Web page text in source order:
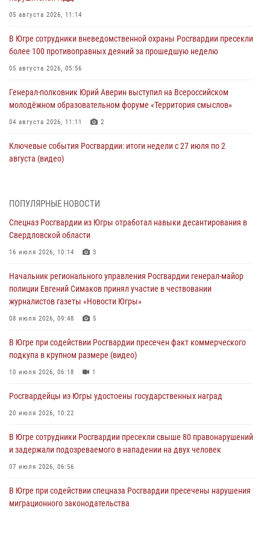
05 августа 2026, 11:14
В Югре сотрудники вневедомственной охраны Росгвардии пресекли
более 100 противоправных деяний за прошедшую неделю
05 августа 2026, 05:56
Генерал-полковник Юрий Аверин выступил на Всероссийском
молодёжном образовательном форуме «Территория смыслов»
04 августа 2026, 11:11 2
Ключевые события Росгвардии: итоги недели с 27 июля по 2
августа (видео)
Сотрудник Росгвардии из Югры спас ребёнка от нападения дикой
04 августа 2026, 06:17 1
Росгвардия обеспечила безопасность открытия Всероссийских
столице Югры
Росгвардия противодействует БПЛА ВСУ на южном направлении
03 августа 2026, 05:29
«Росгвардия. Вехи истории»: специальные моторизованные части
02 августа 2026, 10:59
ПОПУЛЯРНЫЕ НОВОСТИ
Спецназ Росгвардии из Югры отработал навыки десантирования в
Свердловской области
16 июля 2026, 10:14 3
Начальник регионального управления Росгвардии генерал-майор
полиции Евгений Симаков принял участие в чествовании
журналистов газеты «Новости Югры»
08 июля 2026, 09:48 5
В Югре при содействии Росгвардии пресечен факт коммерческого
подкупа в крупном размере (видео)
10 июля 2026, 06:18 1
Росгвардейцы из Югры удостоены государственных наград
20 июля 2026, 10:22
В Югре сотрудники Росгвардии пресекли свыше 80 правонарушений
и задержали подозреваемого в нападении на двух человек
07 июля 2026, 06:56
В Югре при содействии спецназа Росгвардии пресечены нарушения
миграционного законодательства